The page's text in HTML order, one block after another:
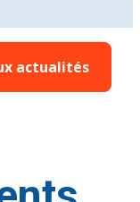
actualités